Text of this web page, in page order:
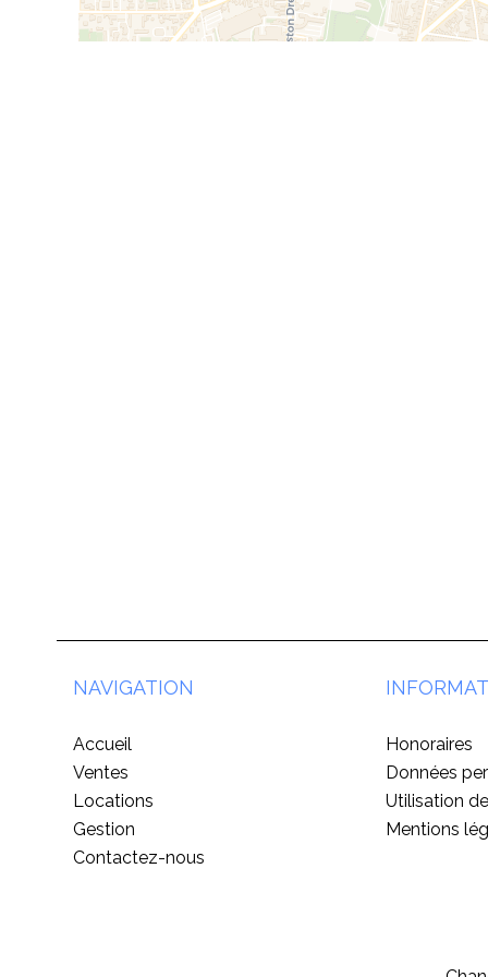
NAVIGATION
Accueil
Ventes
Locations
Gestion
Contactez-nous
Honoraires
Données
Utilisation
Mentions